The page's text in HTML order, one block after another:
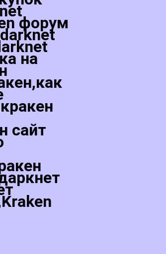
форум
на
сайт